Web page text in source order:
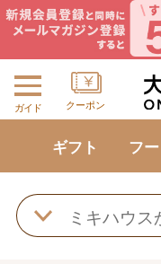
ガイド クーポン
ギフト フ